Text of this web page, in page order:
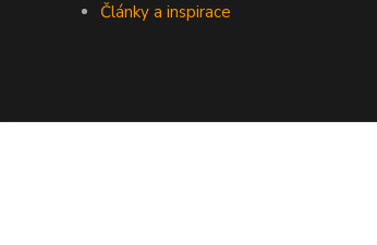
Články a inspirace